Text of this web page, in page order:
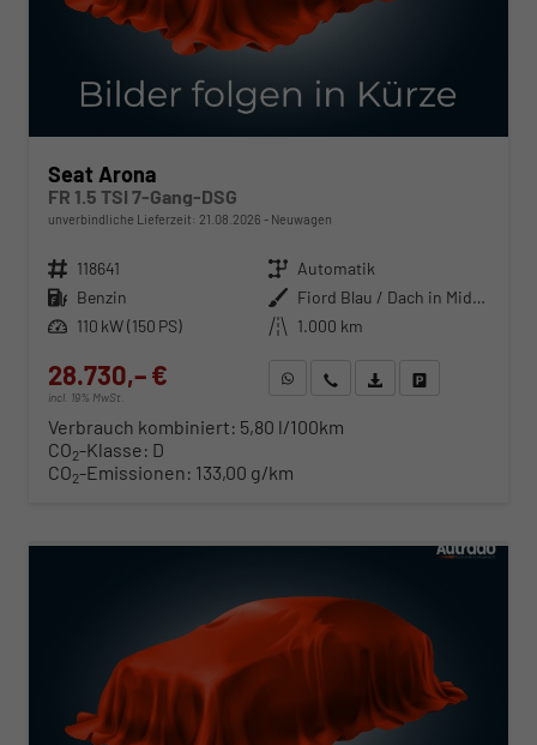
Seat Arona
FR 1.5 TSI 7-Gang-DSG
unverbindliche Lieferzeit: 21.08.2026 Neuwagen
Fahrzeugnr. 118641 Getriebe Automatik
Kraftstoff Benzin Außenfarbe
Fiord Blau / Dach in Midnight Schwarz Metallic
Leistung 110 kW (150 PS) Kilometerstand 1.000 km
28.730,– €
incl. 19% MwSt.
WhatsApp anfragen
Wir rufen Sie anFahrzeugexposé (PDF)
Verbrauch kombiniert: 5,80 l/100km
CO2-Klasse: D
CO2-Emissionen: 133,00 g/km